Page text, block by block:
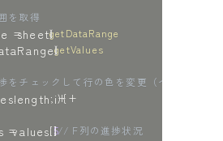
を取得
=
sheet.
getDataRange
(
)
;
.
getValues
(
)
;
をチェックして行の色を変更（ヘッダーを
.length; i++
){
=
values[
i]
[
5
]
;// F列の進捗状況